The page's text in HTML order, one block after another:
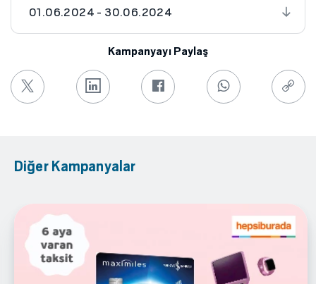
01.06.2024 - 30.06.2024
Kampanyayı Paylaş
Diğer Kampanyalar